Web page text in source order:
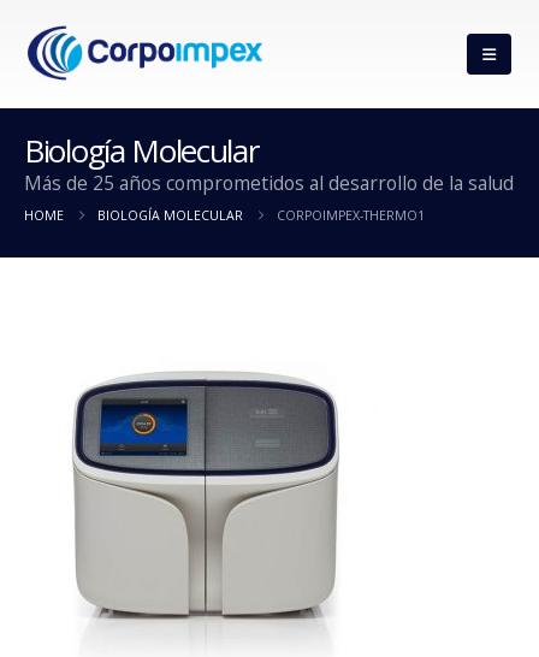
Biología Molecular
Más de 25 años comprometidos al desarrollo de la salud
HOME BIOLOGÍA MOLECULAR CORPOIMPEX-THERMO1